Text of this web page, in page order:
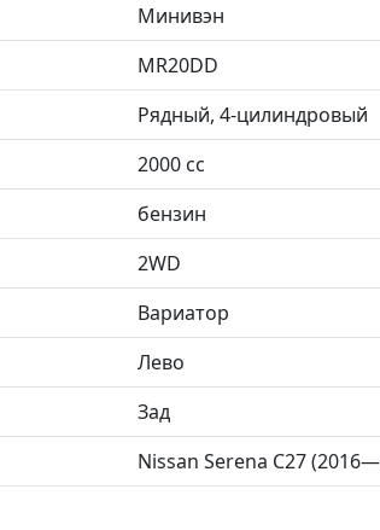
Минивэн
MR20DD
Рядный, 4-цилиндровый
2000 сс
бензин
2WD
Вариатор
Лево
Зад
Nissan Serena C27